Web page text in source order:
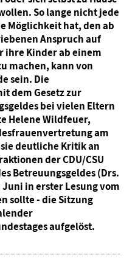
So lange nicht jede
Möglichkeit hat, den ab
Anspruch auf
ihre Kinder ab einem
machen, kann von
sein. Die
dem Gesetz zur
bei vielen Eltern
Helene Wildfeuer,
am
deutliche Kritik an
der CDU/CSU
Betreuungsgeldes (Drs.
in erster Lesung vom
sollte - die Sitzung
aufgelöst.